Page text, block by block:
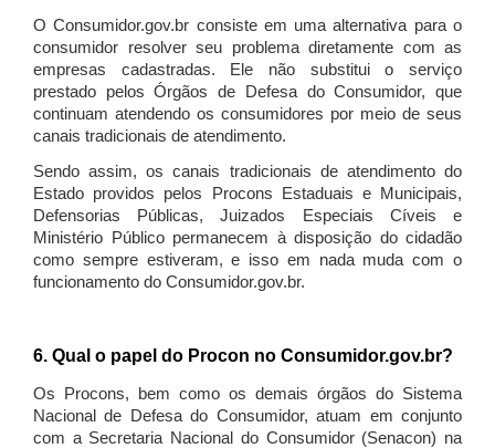
O Consumidor.gov.br consiste em uma alternativa para o
consumidor resolver seu problema diretamente com as
empresas cadastradas. Ele não substitui o serviço
prestado pelos Órgãos de Defesa do Consumidor, que
continuam atendendo os consumidores por meio de seus
canais tradicionais de atendimento.
Sendo assim, os canais tradicionais de atendimento do
Estado providos pelos Procons Estaduais e Municipais,
Defensorias Públicas, Juizados Especiais Cíveis e
Ministério Público permanecem à disposição do cidadão
como sempre estiveram, e isso em nada muda com o
funcionamento do Consumidor.gov.br.
6. Qual o papel do Procon no Consumidor.gov.br?
Os Procons, bem como os demais órgãos do Sistema
Nacional de Defesa do Consumidor, atuam em conjunto
com a Secretaria Nacional do Consumidor (Senacon) na